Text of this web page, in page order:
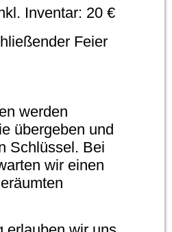
Inventar: 20 €
Feier
werden
übergeben und
Schlüssel. Bei
wir einen